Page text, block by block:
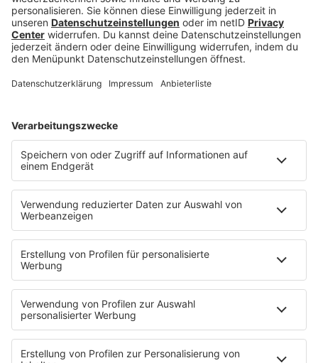
Candidate Experience zu verbessern.
Insgesamt bietet KI im Recruiting viele
Bewerbungsprozesses, erfordert jedoch einen
sowohl die Chancen zu maximieren als auch die
Risiken zu minimieren. Wenn du siehst oder
erfährst, dass ein Unternehmen Künstliche
Intelligenz im Recruiting nutzt, muss das kein Makel
sein. Es lohnt jedoch, bei solchen Bewerbungen
besonders aufmerksam zu sein und viel Wert auf
dieErfüllung der formellen Kriterien an die
Stellezu legen und deine Unterlagen auf
Fehler in der Bewerbungzu prüfen.